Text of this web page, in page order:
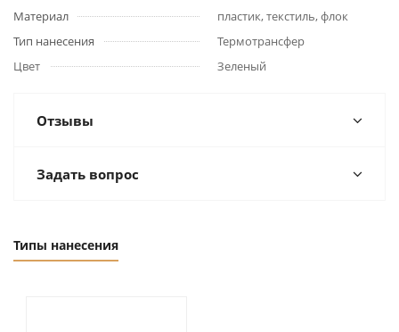
Материал
пластик, текстиль, флок
Тип нанесения
Термотрансфер
Цвет
Зеленый
Отзывы
Задать вопрос
Типы нанесения